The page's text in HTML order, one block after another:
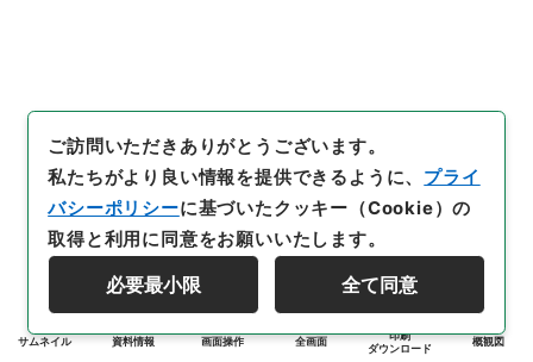
サムネイル 資料情報 画面操作 全画面
印刷
ダウンロード
概観図
ご訪問いただきありがとうございます。
私たちがより良い情報を提供できるように、 プライ
バシーポリシーに基づいたクッキー（Cookie）の
取得と利用に同意をお願いいたします。
必要最小限 全て同意